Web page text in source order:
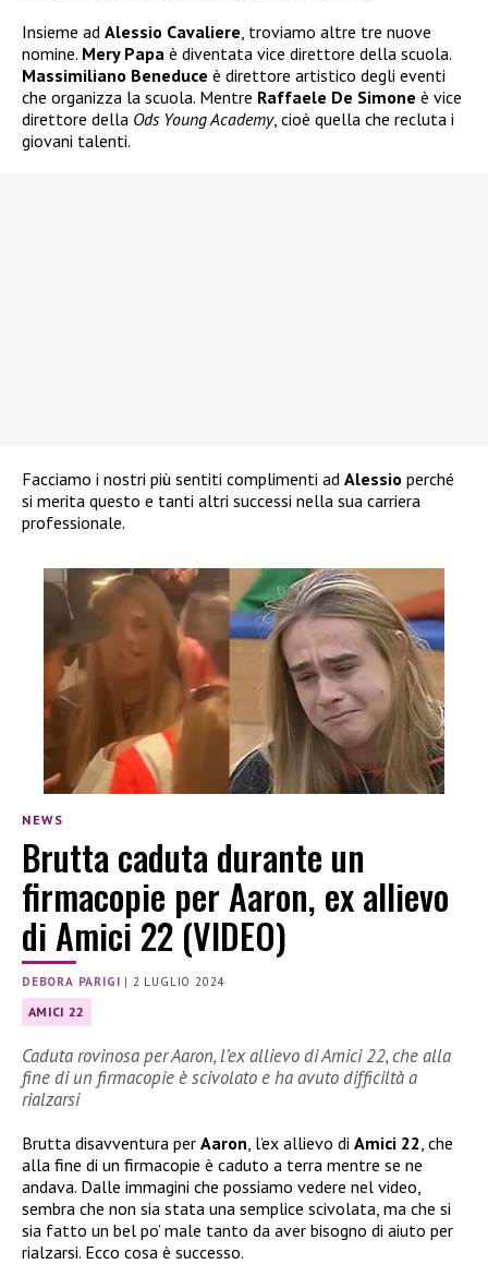
Insieme ad Alessio Cavaliere , troviamo altre tre nuove
nomine. Mery Papa è diventata vice direttore della scuola.
Massimiliano Beneduce è direttore artistico degli eventi
che organizza la scuola. Mentre Raffaele De Simone è vice
direttore della Ods Young Academy, cioè quella che recluta i
giovani talenti.
Facciamo i nostri più sentiti complimenti ad Alessio perché
si merita questo e tanti altri successi nella sua carriera
professionale.
NEWS
Brutta caduta durante un
firmacopie per Aaron, ex allievo
di Amici 22 (VIDEO)
DEBORA PARIGI | 2 LUGLIO 2024
AMICI 22
Caduta rovinosa per Aaron, l’ex allievo di Amici 22, che alla
fine di un firmacopie è scivolato e ha avuto difficiltà a
rialzarsi
Brutta disavventura per Aaron, l’ex allievo di Amici 22, che
alla fine di un firmacopie è caduto a terra mentre se ne
andava. Dalle immagini che possiamo vedere nel video,
sembra che non sia stata una semplice scivolata, ma che si
sia fatto un bel po’ male tanto da aver bisogno di aiuto per
rialzarsi. Ecco cosa è successo.